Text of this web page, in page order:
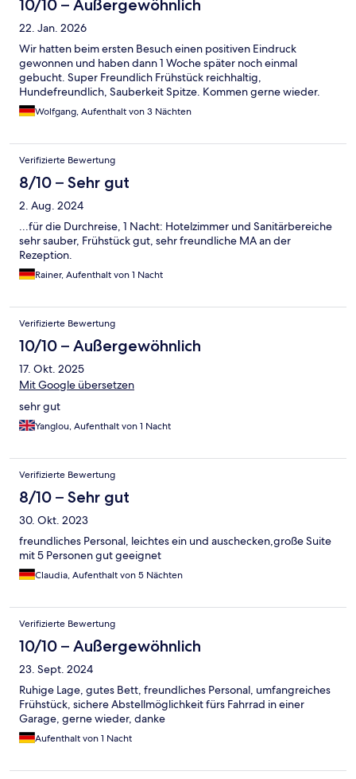
10/10 – Außergewöhnlich
22. Jan. 2026
Wir hatten beim ersten Besuch einen positiven Eindruck
gewonnen und haben dann 1 Woche später noch einmal
gebucht. Super Freundlich Frühstück reichhaltig,
Hundefreundlich, Sauberkeit Spitze. Kommen gerne wieder.
Wolfgang, Aufenthalt von 3 Nächten
Verifizierte Bewertung
8/10 – Sehr gut
2. Aug. 2024
...für die Durchreise, 1 Nacht: Hotelzimmer und Sanitärbereiche
sehr sauber, Frühstück gut, sehr freundliche MA an der
Rezeption.
Rainer, Aufenthalt von 1 Nacht
Verifizierte Bewertung
10/10 – Außergewöhnlich
17. Okt. 2025
Mit Google übersetzen
sehr gut
Yanglou, Aufenthalt von 1 Nacht
Verifizierte Bewertung
8/10 – Sehr gut
30. Okt. 2023
freundliches Personal, leichtes ein und auschecken,große Suite
mit 5 Personen gut geeignet
Claudia, Aufenthalt von 5 Nächten
Verifizierte Bewertung
10/10 – Außergewöhnlich
23. Sept. 2024
Ruhige Lage, gutes Bett, freundliches Personal, umfangreiches
Frühstück, sichere Abstellmöglichkeit fürs Fahrrad in einer
Garage, gerne wieder, danke
Aufenthalt von 1 Nacht